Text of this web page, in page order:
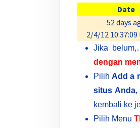
Date
52 days
2/4/12 10:37:09
Jika
dengan
PilihAdd a
situs Anda,
kembali ke
Pilih Menu